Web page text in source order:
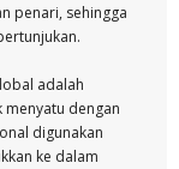
penari, sehingga
adalah
menyatu dengan
digunakan
ke dalam